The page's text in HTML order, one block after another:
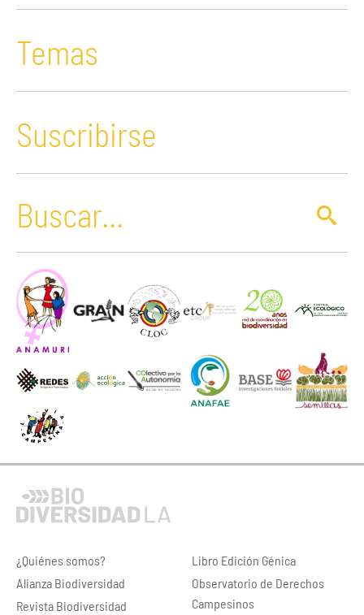
Temas
Suscribirse
¿Quiénes somos?
Alianza Biodiversidad
Revista Biodiversidad
Libro Edición Génica
Observatorio de Derechos
Campesinos